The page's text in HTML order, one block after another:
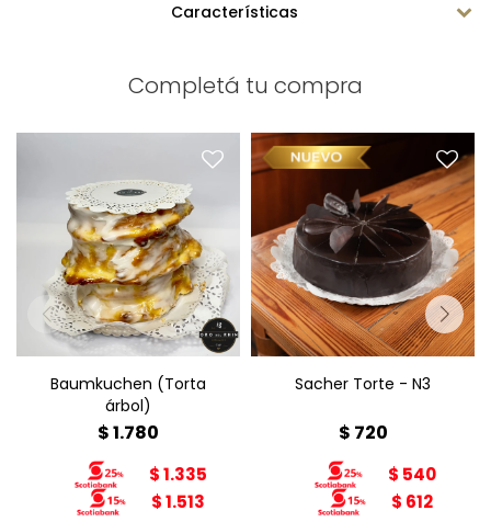
Características
Completá tu compra
Baumkuchen (Torta árbol)
Clásico Oro del Rhin,
receta alemana
Peso: 1kg
Baumkuchen (Torta
árbol)
$1.780
$1.335
$1.513
Sacher Torte N3
Diámetro: 15cm
Peso: 800g
Sacher Torte - N3
$ 720
$ 540
$ 612